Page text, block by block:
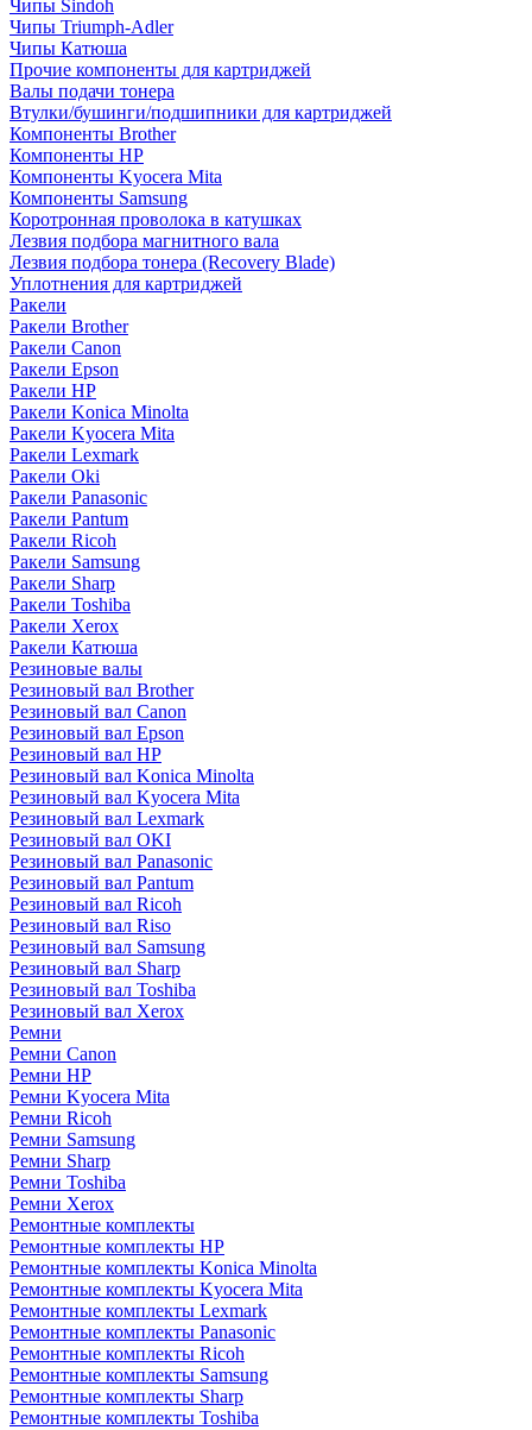
Чипы Sindoh
Чипы Triumph-Adler
Чипы Катюша
Прочие компоненты для картриджей
Валы подачи тонера
Втулки/бушинги/подшипники для картриджей
Компоненты Brother
Компоненты HP
Компоненты Kyocera Mita
Компоненты Samsung
Коротронная проволока в катушках
Лезвия подбора магнитного вала
Лезвия подбора тонера (Recovery Blade)
Уплотнения для картриджей
Ракели
Ракели Brother
Ракели Canon
Ракели Epson
Ракели HP
Ракели Konica Minolta
Ракели Kyocera Mita
Ракели Lexmark
Ракели Oki
Ракели Panasonic
Ракели Pantum
Ракели Ricoh
Ракели Samsung
Ракели Sharp
Ракели Toshiba
Ракели Xerox
Ракели Катюша
Резиновые валы
Резиновый вал Brother
Резиновый вал Canon
Резиновый вал Epson
Резиновый вал HP
Резиновый вал Konica Minolta
Резиновый вал Kyocera Mita
Резиновый вал Lexmark
Резиновый вал OKI
Резиновый вал Panasonic
Резиновый вал Pantum
Резиновый вал Ricoh
Резиновый вал Riso
Резиновый вал Samsung
Резиновый вал Sharp
Резиновый вал Toshiba
Резиновый вал Xerox
Ремни
Ремни Canon
Ремни HP
Ремни Kyocera Mita
Ремни Ricoh
Ремни Samsung
Ремни Sharp
Ремни Toshiba
Ремни Xerox
Ремонтные комплекты
Ремонтные комплекты HP
Ремонтные комплекты Konica Minolta
Ремонтные комплекты Kyocera Mita
Ремонтные комплекты Lexmark
Ремонтные комплекты Panasonic
Ремонтные комплекты Ricoh
Ремонтные комплекты Samsung
Ремонтные комплекты Sharp
Ремонтные комплекты Toshiba